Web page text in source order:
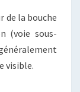
de la bouche
(voie sous-
visible.